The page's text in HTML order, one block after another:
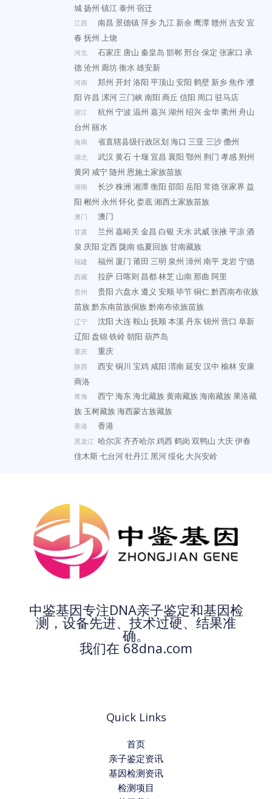
城扬州 镇江泰州 宿迁
江西 南昌 景德镇萍乡 九江 新余鹰潭赣州 吉安宜
春 抚州 上饶
河北 石家庄 唐山 秦皇岛 邯郸邢台 保定 张家口 承
德沧州 廊坊衡水雄安新
河南 郑州 开封洛阳 平顶山 安阳 鹤壁 新乡焦作濮
阳 许昌 漯河三门峡南阳 商丘 信阳 周口 驻马店
浙江 杭州 宁波 温州 嘉兴湖州 绍兴金华衢州 舟山
台州 丽水
海南 省直辖县级行政区划 海口 三亚 三沙儋州
湖北 武汉 黄石十堰 宜昌 襄阳 鄂州 荆门 孝感荆州
黄冈 咸宁随州 恩施土家族苗族
湖南 长沙株洲 湘潭衡阳 邵阳 岳阳 常德张家界 益
阳 郴州 永州 怀化娄底湘西土家族苗族
澳门 澳门
甘肃 兰州 嘉峪关 金昌 白银 天水武威张掖平凉酒
泉 庆阳 定西陇南临夏回族甘南藏族
福建 福州 厦门 莆田 三明 泉州 漳州 南平龙岩宁德
西藏 拉萨 日喀则 昌都林芝 山南那曲 阿里
贵州 贵阳 六盘水遵义 安顺毕节铜仁黔西南布依族
苗族黔东南苗族侗族黔南布依族苗族
辽宁 沈阳 大连鞍山 抚顺本溪丹东锦州 营口 阜新
辽阳 盘锦铁岭朝阳 葫芦岛
重庆 重庆
陕西 西安铜川 宝鸡 咸阳 渭南延安汉中 榆林安康
商洛
青海 西宁海东海北藏族黄南藏族海南藏族果洛藏
族 玉树藏族海西蒙古族藏族
香港 香港
黑龙江 哈尔滨齐齐哈尔鸡西鹤岗 双鸭山 大庆伊春
佳木斯七台河牡丹江黑河绥化 大兴安岭
中鉴基因专注DNA亲子鉴定和基因检
测，设备先进、技术过硬、结果准
确。
我们在 68dna.com
Quick Links
首页
亲子鉴定资讯
基因检测资讯
检测项目